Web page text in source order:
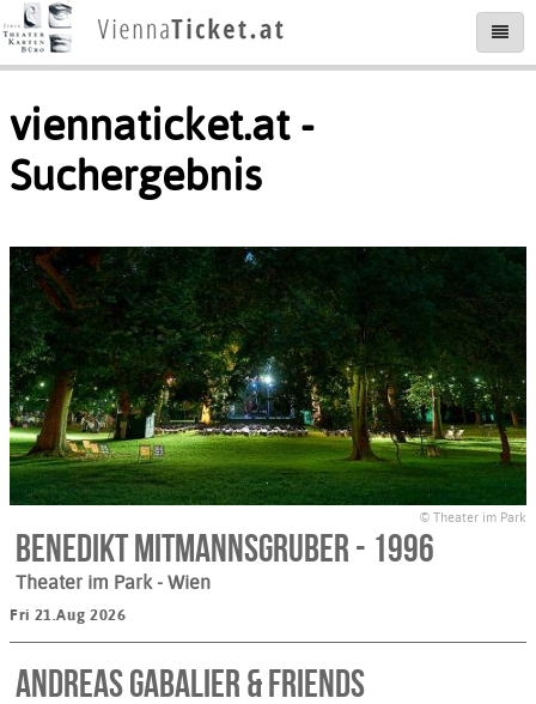
viennaticket.at -
Suchergebnis
© Theater im Park
Benedikt Mitmannsgruber - 1996
Theater im Park- Wien
Fri 21.Aug 2026
Andreas Gabalier & Friends